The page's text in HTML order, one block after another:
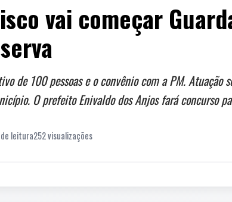
vai começar
de 100 pessoas e o convênio com a PM.
O prefeito Enivaldo dos Anjos fará concurso
leitura252 visualizações